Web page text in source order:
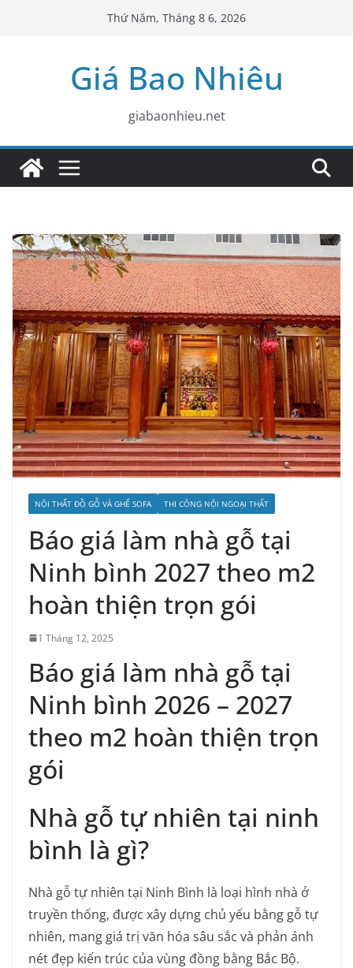
Thứ Năm, Tháng 8 6, 2026
Giá Bao Nhiêu
giabaonhieu.net
NỘI THẤT ĐỒ GỖ VÀ GHẾ SOFA THI CÔNG NỘI NGOẠI THẤT
Báo giá làm nhà gỗ tại
Ninh bình 2027 theo m2
hoàn thiện trọn gói
1 Tháng 12, 2025
Báo giá làm nhà gỗ tại
Ninh bình 2026 – 2027
theo m2 hoàn thiện trọn
gói
Nhà gỗ tự nhiên tại ninh
bình là gì?
Nhà gỗ tự nhiên tại Ninh Bình là loại hình nhà ở
truyền thống, được xây dựng chủ yếu bằng gỗ tự
nhiên, mang giá trị văn hóa sâu sắc và phản ánh
nét đẹp kiến trúc của vùng đồng bằng Bắc Bộ.